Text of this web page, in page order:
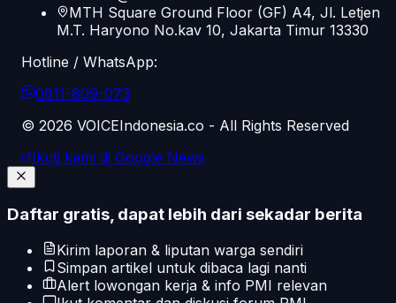
MTH Square Ground Floor (GF) A4, Jl. Letjen
M.T. Haryono No.kav 10, Jakarta Timur 13330
Hotline / WhatsApp:
0811-809-073
© 2026 VOICEIndonesia.co - All Rights Reserved
Ikuti kami di Google News
Daftar gratis, dapat lebih dari sekadar berita
Kirim laporan & liputan warga sendiri
Simpan artikel untuk dibaca lagi nanti
Alert lowongan kerja & info PMI relevan